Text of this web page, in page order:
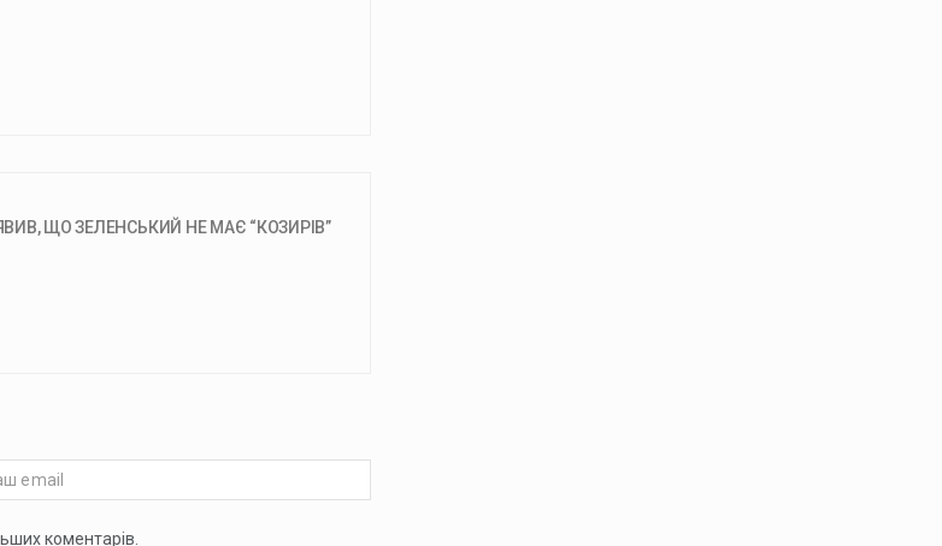
ЩО ЗЕЛЕНСЬКИЙ НЕ МАЄ “КОЗИРІВ”
коментарів.